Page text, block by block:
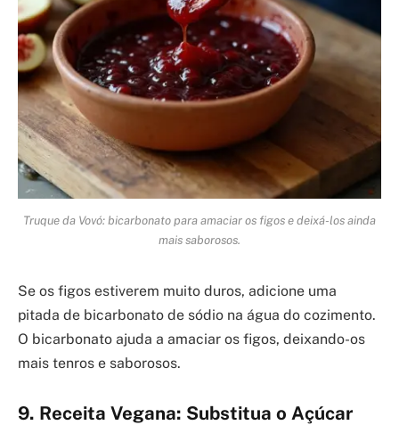
Truque da Vovó: bicarbonato para amaciar os figos e deixá-los ainda
mais saborosos.
Se os figos estiverem muito duros, adicione uma
pitada de bicarbonato de sódio na água do cozimento.
O bicarbonato ajuda a amaciar os figos, deixando-os
mais tenros e saborosos.
9. Receita Vegana: Substitua o Açúcar